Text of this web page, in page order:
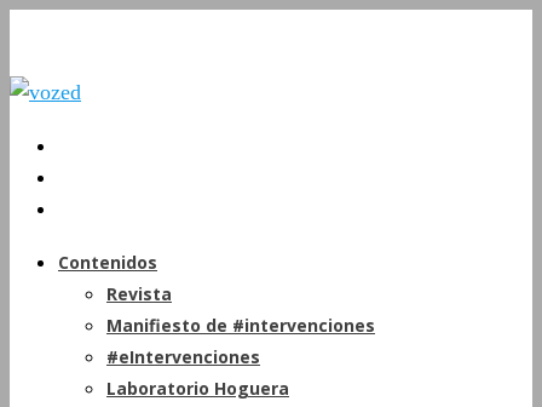
Contenidos
Revista
Manifiesto de #intervenciones
#eIntervenciones
Laboratorio Hoguera